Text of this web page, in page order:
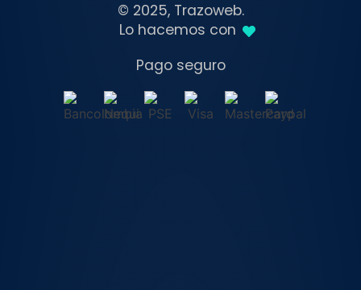
© 2025, Trazoweb.
Lo hacemos con
Pago seguro